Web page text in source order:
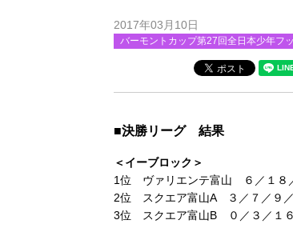
2017年03月10日
バーモントカップ第27回全日本少年フ
■決勝リーグ 結果
＜イーブロック＞
1位 ヴァリエンテ富山 ６／１８
2位 スクエア富山A ３／７／９／
3位 スクエア富山B ０／３／１